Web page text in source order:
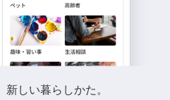
しい暮らしかた。